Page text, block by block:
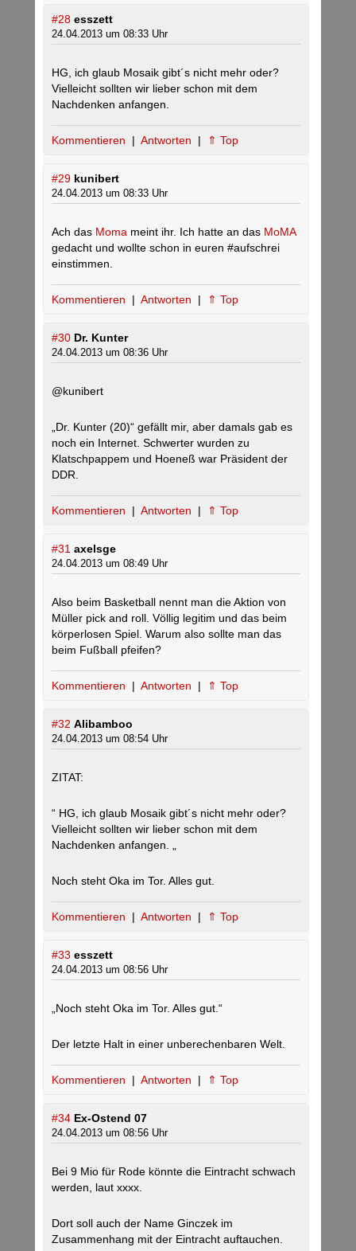
#28 esszett
24.04.2013 um 08:33 Uhr
HG, ich glaub Mosaik gibt´s nicht mehr oder?
Vielleicht sollten wir lieber schon mit dem
Nachdenken anfangen.
Kommentieren | Antworten | ⇑ Top
#29 kunibert
24.04.2013 um 08:33 Uhr
Ach das Moma meint ihr. Ich hatte an das MoMA
gedacht und wollte schon in euren #aufschrei
einstimmen.
Kommentieren | Antworten | ⇑ Top
#30 Dr. Kunter
24.04.2013 um 08:36 Uhr
@kunibert
„Dr. Kunter (20)“ gefällt mir, aber damals gab es
noch ein Internet. Schwerter wurden zu
Klatschpappem und Hoeneß war Präsident der
DDR.
Kommentieren | Antworten | ⇑ Top
#31 axelsge
24.04.2013 um 08:49 Uhr
Also beim Basketball nennt man die Aktion von
Müller pick and roll. Völlig legitim und das beim
körperlosen Spiel. Warum also sollte man das
beim Fußball pfeifen?
Kommentieren | Antworten | ⇑ Top
#32 Alibamboo
24.04.2013 um 08:54 Uhr
ZITAT:
“ HG, ich glaub Mosaik gibt´s nicht mehr oder?
Vielleicht sollten wir lieber schon mit dem
Nachdenken anfangen. „
Noch steht Oka im Tor. Alles gut.
Kommentieren | Antworten | ⇑ Top
#33 esszett
24.04.2013 um 08:56 Uhr
„Noch steht Oka im Tor. Alles gut.“
Der letzte Halt in einer unberechenbaren Welt.
Kommentieren | Antworten | ⇑ Top
#34 Ex-Ostend 07
24.04.2013 um 08:56 Uhr
Bei 9 Mio für Rode könnte die Eintracht schwach
werden, laut xxxx.
Dort soll auch der Name Ginczek im
Zusammenhang mit der Eintracht auftauchen.